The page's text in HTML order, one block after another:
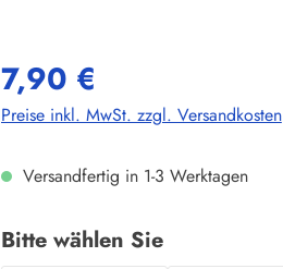
7,90 €
Preise inkl. MwSt. zzgl. Versandkosten
Versandfertig in 1-3 Werktagen
Bitte wählen Sieauswählen